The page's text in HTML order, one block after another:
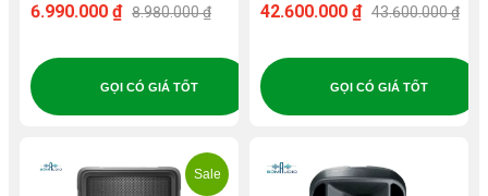
6.990.000 ₫ 8.980.000 ₫
GỌI CÓ GIÁ TỐT
42.600.000 ₫ 43.600.000 ₫
GỌI CÓ GIÁ TỐT
Sale